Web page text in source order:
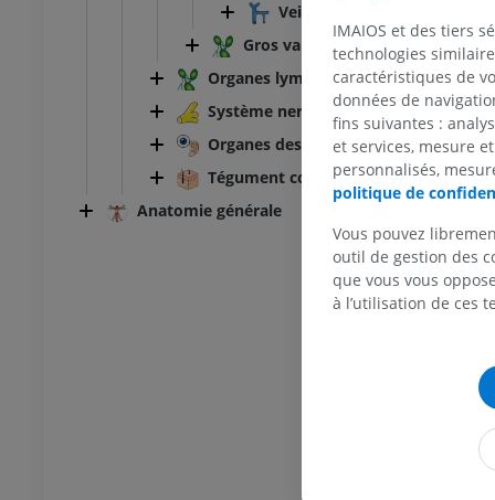
Veine porte du foie
Gros vaisseaux lymphatiques
Organes lymphoïdes
Système nerveux
Organes des sens
Tégument commun
Anatomie générale
TARSE-PIED
IRM
PREMIUM
IRM de l’avant-pied
inférieur
IMAIOS et des tiers
technologies
caractéristiques de
données de
fins suivantes :
et services, mesure
personnalisés,
politique de
Vous pouvez
outil de gestion des
que vous vous
à l’utilisation de ces